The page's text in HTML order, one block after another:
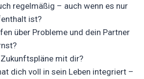
regelmäßig – auch wenn es nur
ist?
über Probleme und dein Partner
mit dir?
dich voll in sein Leben integriert –